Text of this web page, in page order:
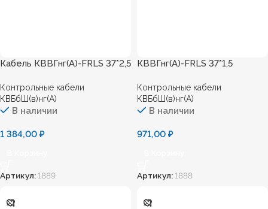
Кабель КВВГнг(А)-FRLS 37*2,5
Контрольные кабели
КВБбШ(в)нг(А)
В наличии
1 384,00 ₽
Артикул: 1889
КВВГнг(А)-FRLS 37*1,5
Контрольные кабели
КВБбШ(в)нг(А)
В наличии
971,00 ₽
Артикул: 1888